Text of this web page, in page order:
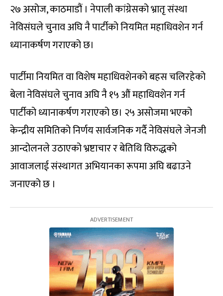
२७ असोज, काठमाडौं । नेपाली कांग्रेसको भ्रातृ संस्था
नेविसंघले चुनाव अघि नै पार्टीको नियमित महाधिवशेन गर्न
ध्यानाकर्षण गराएको छ।
पार्टीमा नियमित वा विशेष महाधिवशेनको बहस चलिरहेको
बेला नेविसंघले चुनाव अघि नै १५ औं महाधिवशेन गर्न
पार्टीको ध्यानाकर्षण गराएको छ। २५ असोजमा भएको
केन्द्रीय समितिको निर्णय सार्वजनिक गर्दै नेविसंघले जेनजी
आन्दोलनले उठाएको भ्रष्टाचार र बेतिथि विरुद्धको
आवाजलाई संस्थागत अभियानका रूपमा अघि बढाउने
जनाएको छ ।